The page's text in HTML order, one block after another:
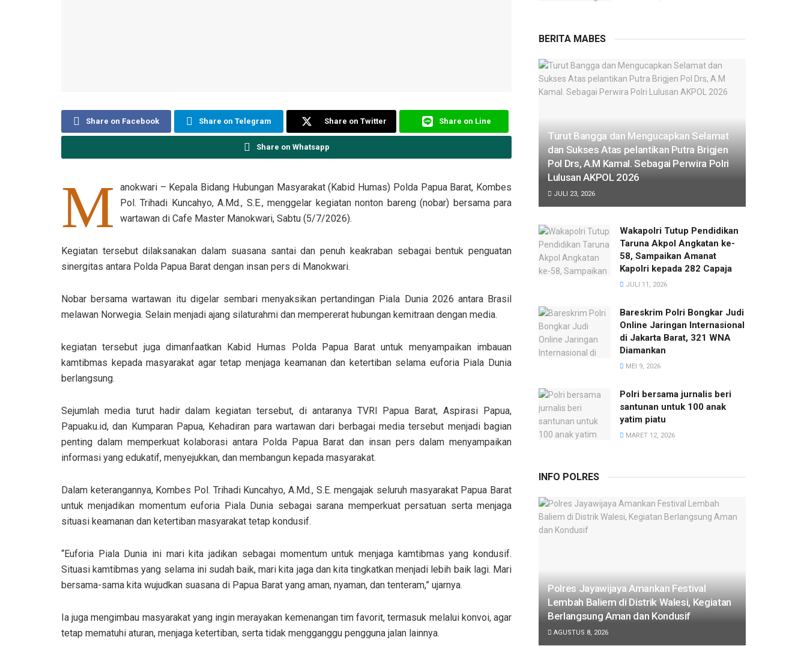
Share on Facebook Share on Telegram Share on Twitter Share on Line
Share on Whatsapp
M
anokwari – Kepala Bidang Hubungan Masyarakat (Kabid Humas) Polda Papua Barat, Kombes
Pol. Trihadi Kuncahyo, A.Md., S.E., menggelar kegiatan nonton bareng (nobar) bersama para
wartawan di Cafe Master Manokwari, Sabtu (5/7/2026).
Kegiatan tersebut dilaksanakan dalam suasana santai dan penuh keakraban sebagai bentuk penguatan
sinergitas antara Polda Papua Barat dengan insan pers di Manokwari.
Nobar bersama wartawan itu digelar sembari menyaksikan pertandingan Piala Dunia 2026 antara Brasil
melawan Norwegia. Selain menjadi ajang silaturahmi dan mempererat hubungan kemitraan dengan media.
kegiatan tersebut juga dimanfaatkan Kabid Humas Polda Papua Barat untuk menyampaikan imbauan
kamtibmas kepada masyarakat agar tetap menjaga keamanan dan ketertiban selama euforia Piala Dunia
berlangsung.
Sejumlah media turut hadir dalam kegiatan tersebut, di antaranya TVRI Papua Barat, Aspirasi Papua,
Papuaku.id, dan Kumparan Papua, Kehadiran para wartawan dari berbagai media tersebut menjadi bagian
penting dalam memperkuat kolaborasi antara Polda Papua Barat dan insan pers dalam menyampaikan
informasi yang edukatif, menyejukkan, dan membangun kepada masyarakat.
Dalam keterangannya, Kombes Pol. Trihadi Kuncahyo, A.Md., S.E. mengajak seluruh masyarakat Papua Barat
untuk menjadikan momentum euforia Piala Dunia sebagai sarana memperkuat persatuan serta menjaga
situasi keamanan dan ketertiban masyarakat tetap kondusif.
“Euforia Piala Dunia ini mari kita jadikan sebagai momentum untuk menjaga kamtibmas yang kondusif.
Situasi kamtibmas yang selama ini sudah baik, mari kita jaga dan kita tingkatkan menjadi lebih baik lagi. Mari
bersama-sama kita wujudkan suasana di Papua Barat yang aman, nyaman, dan tenteram,” ujarnya.
Ia juga mengimbau masyarakat yang ingin merayakan kemenangan tim favorit, termasuk melalui konvoi, agar
tetap mematuhi aturan, menjaga ketertiban, serta tidak mengganggu pengguna jalan lainnya.
BERITA MABES
Turut Bangga dan Mengucapkan Selamat
dan Sukses Atas pelantikan Putra Brigjen
Pol Drs, A.M Kamal. Sebagai Perwira Polri
Lulusan AKPOL 2026
JULI 23, 2026
Wakapolri Tutup Pendidikan
Taruna Akpol Angkatan ke-
58, Sampaikan Amanat
Kapolri kepada 282 Capaja
JULI 11, 2026
Bareskrim Polri Bongkar Judi
Online Jaringan Internasional
di Jakarta Barat, 321 WNA
Diamankan
MEI 9, 2026
Polri bersama jurnalis beri
santunan untuk 100 anak
yatim piatu
MARET 12, 2026
INFO POLRES
Polres Jayawijaya Amankan Festival
Lembah Baliem di Distrik Walesi, Kegiatan
Berlangsung Aman dan Kondusif
AGUSTUS 8, 2026